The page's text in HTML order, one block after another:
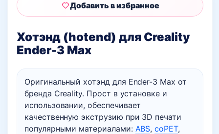
Хотэнд (hotend) для Creality
Ender-3 Max
Оригинальный хотэнд для Ender-3 Max от
бренда Creality. Прост в установке и
использовании, обеспечивает
качественную экструзию при 3D печати
популярными материалами: ABS,coPET,
Добавить в избранное